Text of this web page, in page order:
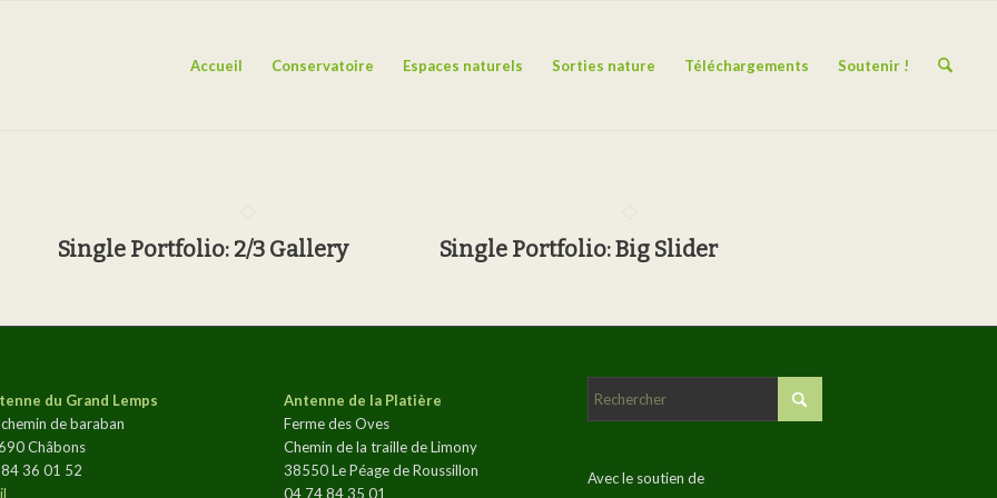
Accueil Conservatoire Espaces naturels Sorties nature Téléchargements Soutenir !
Single Portfolio: 2/3 Gallery Single Portfolio: Big Slider
du Grand Lemps
de baraban
Châbons
36 01 52
Antenne de la Platière
Ferme des Oves
Chemin de la traille de Limony
38550 Le Péage de Roussillon
04 74 84 35 01
Avec le soutien de